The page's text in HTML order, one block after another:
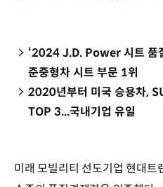
‘2024 J.D. Power 시트 품
준중형차 시트 부문 1위
2020년부터 미국 승용차,
TOP 3...국내기업 유일
미래 모빌리티 선도기업 현대트